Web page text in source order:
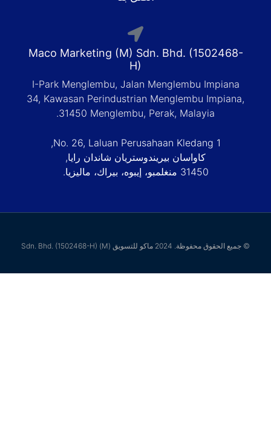
Maco Marketing (M)
I-Park Menglembu,
34, Kawasan
31450
No. 26, Laluan
شاندان رايا,